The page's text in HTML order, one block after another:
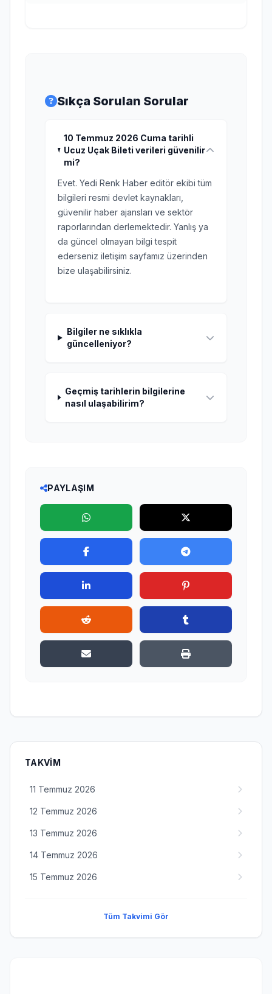
Sıkça Sorulan Sorular
10 Temmuz 2026 Cuma tarihli
Ucuz Uçak Bileti verileri güvenilir
mi?
Evet. Yedi Renk Haber editör ekibi tüm
bilgileri resmi devlet kaynakları,
güvenilir haber ajansları ve sektör
raporlarından derlemektedir. Yanlış ya
da güncel olmayan bilgi tespit
ederseniz iletişim sayfamız üzerinden
bize ulaşabilirsiniz.
Bilgiler ne sıklıkla
güncelleniyor?
Geçmiş tarihlerin bilgilerine
nasıl ulaşabilirim?
PAYLAŞIM
TAKVIM
11 Temmuz 2026
12 Temmuz 2026
13 Temmuz 2026
14 Temmuz 2026
15 Temmuz 2026
Tüm Takvimi Gör